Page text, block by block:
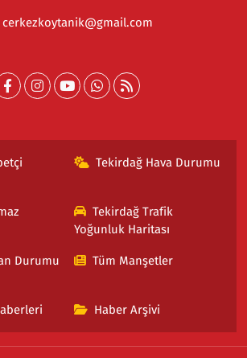
cerkezkoytanik@gmail.com
Tekirdağ Hava Durumu
Tekirdağ Trafik
Yoğunluk Haritası
Durumu
Tüm Manşetler
Haber Arşivi